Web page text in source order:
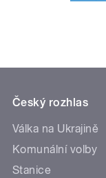
Český rozhlas
Válka na Ukrajině
Komunální volby
Stanice